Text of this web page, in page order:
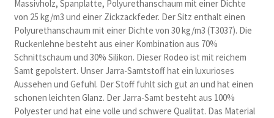
Massivholz, Spanplatte, Polyurethanschaum mit einer Dichte
von 25 kg/m3 und einer Zickzackfeder. Der Sitz enthalt einen
Polyurethanschaum mit einer Dichte von 30 kg/m3 (T3037). Die
Ruckenlehne besteht aus einer Kombination aus 70%
Schnittschaum und 30% Silikon. Dieser Rodeo ist mit reichem
Samt gepolstert. Unser Jarra-Samtstoff hat ein luxurioses
Aussehen und Gefuhl. Der Stoff fuhlt sich gut an und hat einen
schonen leichten Glanz. Der Jarra-Samt besteht aus 100%
Polyester und hat eine volle und schwere Qualitat. Das Material